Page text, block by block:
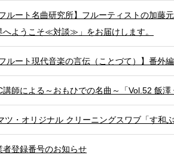
フルート名曲研究所】フルーティストの加藤
へようこそ≪対談≫」をお届けします。
フルート現代音楽の言伝（ことづて）】番外
講師による～おもひでの名曲～「Vol.52 飯澤
ツ・オリジナル クリーニングスワブ「す和
登録番号のお知らせ